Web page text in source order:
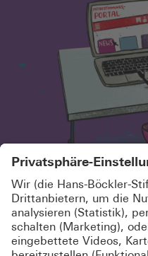
SCHÖN,
MELDE DICH
ABONNIERE